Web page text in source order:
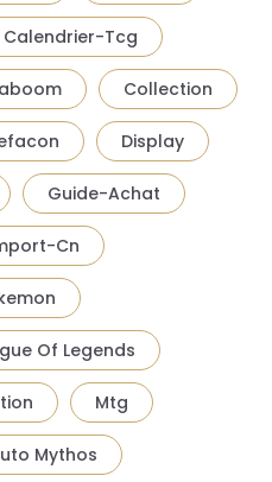
Calendrier-Tcg
Collection
Display
Guide-Achat
Cn
Of Legends
Mtg
Mythos